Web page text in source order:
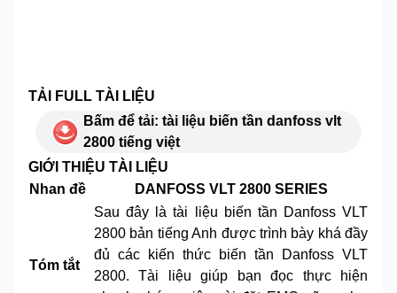
TẢI FULL TÀI LIỆU
Bấm để tải: tài liệu biến tần danfoss vlt
2800 tiếng việt
GIỚI THIỆU TÀI LIỆU
Nhan đề
DANFOSS VLT 2800 SERIES
Tóm tắt
Sau đây là tài liệu biến tần Danfoss VLT
2800 bản tiếng Anh được trình bày khá đầy
đủ các kiến thức biến tần Danfoss VLT
2800. Tài liệu giúp bạn đọc thực hiện